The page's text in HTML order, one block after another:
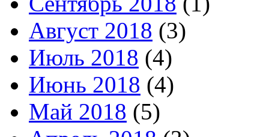
Август 2018 (3)
Июль 2018 (4)
Июнь 2018 (4)
Май 2018 (5)